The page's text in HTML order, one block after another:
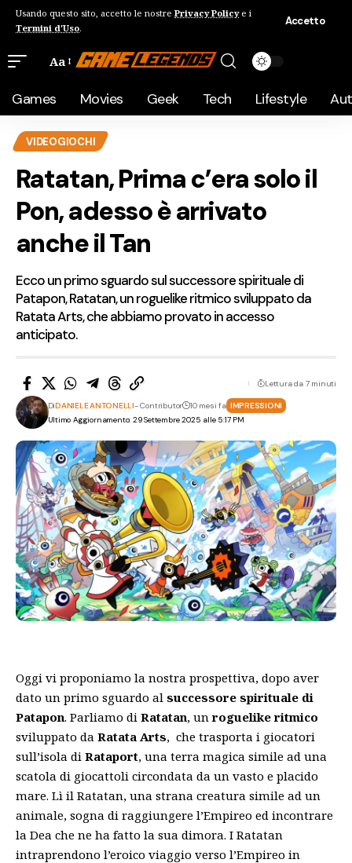
Usando questo sito, accetto le nostre Privacy Policye i
Termini d'Uso.
Accetto
Aa
Games Movies Geek Tech Lifestyle
VIDEOGIOCHI
Ratatan, Prima c’era solo il
Pon, adesso è arrivato
anche il Tan
Ecco un primo sguardo sul successore spirituale di
Patapon, Ratatan, un roguelike ritmico sviluppato da
Ratata Arts, che abbiamo provato in accesso
anticipato.
Ultimo Aggiornamento: 29 Settembre 2025 alle 5:17 PM
DiDANIELE ANTONELLI- Contributor 10 mesi fa IMPRESSIONI
Lettura da 7 minuti
Oggi vi proponiamo la nostra prospettiva, dopo aver
dato un primo sguardo al successore spirituale di
Patapon. Parliamo di Ratatan, unroguelike ritmico
sviluppato da Ratata Arts, che trasporta i giocatori
sull’isola di Rataport, una terra magica simile ad una
scatola di giocattoli circondata da un vasto e placido
mare. Lì il Ratatan, una strana creatura simile ad un
animale, sogna di raggiungere l’Empireo ed incontrare
la Dea che ne ha fatto la sua dimora. I Ratatan
intraprendono l’eroico viaggio verso l’Empireo in